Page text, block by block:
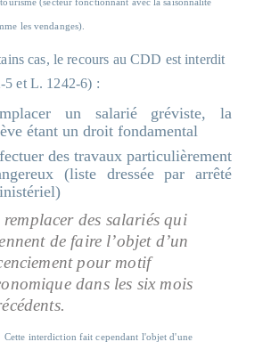
les vendanges).
cas, le recours au CDD est interdit
5 et L. 1242-6) :
un salarié gréviste, la
étant un droit fondamental
des travaux particulièrement
(liste dressée par arrêté
remplacer des salariés qui
de faire l’objet d’un
pour motif
dans les six mois
Cette interdiction fait cependant l'objet d'une